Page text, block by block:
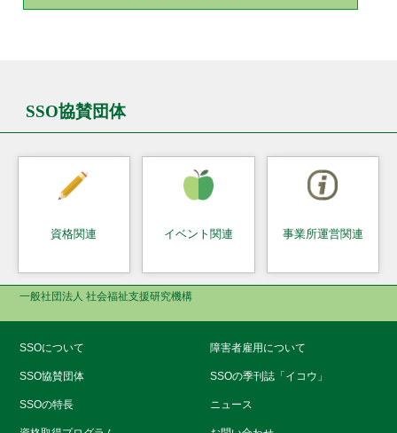
SSO協賛団体
資格関連 イベント関連 事業所運営関連
一般社団法人 社会福祉支援研究機構
SSOについて
SSO協賛団体
SSOの特長
障害者雇用について
SSOの季刊誌「イコウ」
ニュース